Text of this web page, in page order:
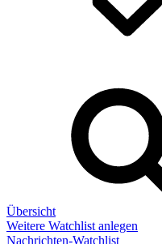
Übersicht
Weitere Watchlist anlegen
Nachrichten-Watchlist